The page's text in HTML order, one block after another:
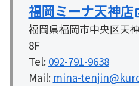
福岡ミーナ天神店
福岡県福岡市中央区天
8F
Tel: 092-791-9638
Mail: mina-